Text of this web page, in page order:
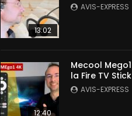
13:02
AVIS-EXPRESS
12:40
Mecool
la Fire TV
AVIS-EXPRESS